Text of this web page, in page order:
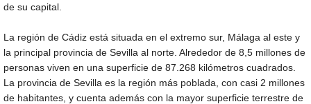
de su capital.
La región de Cádiz está situada en el extremo sur, Málaga al este y
la principal provincia de Sevilla al norte. Alrededor de 8,5 millones de
personas viven en una superficie de 87.268 kilómetros cuadrados.
La provincia de Sevilla es la región más poblada, con casi 2 millones
de habitantes, y cuenta además con la mayor superficie terrestre de